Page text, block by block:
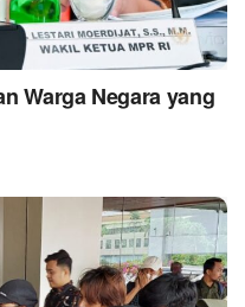
Warga Negara yang